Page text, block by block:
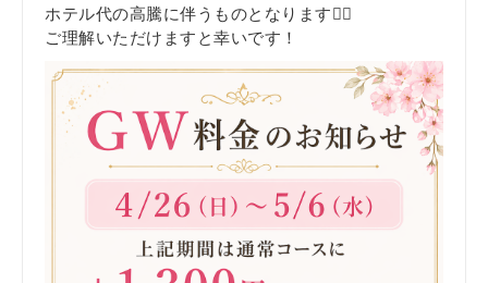
ホテル代の高騰に伴うものとなります🙇‍♀️
ご理解いただけますと幸いです！